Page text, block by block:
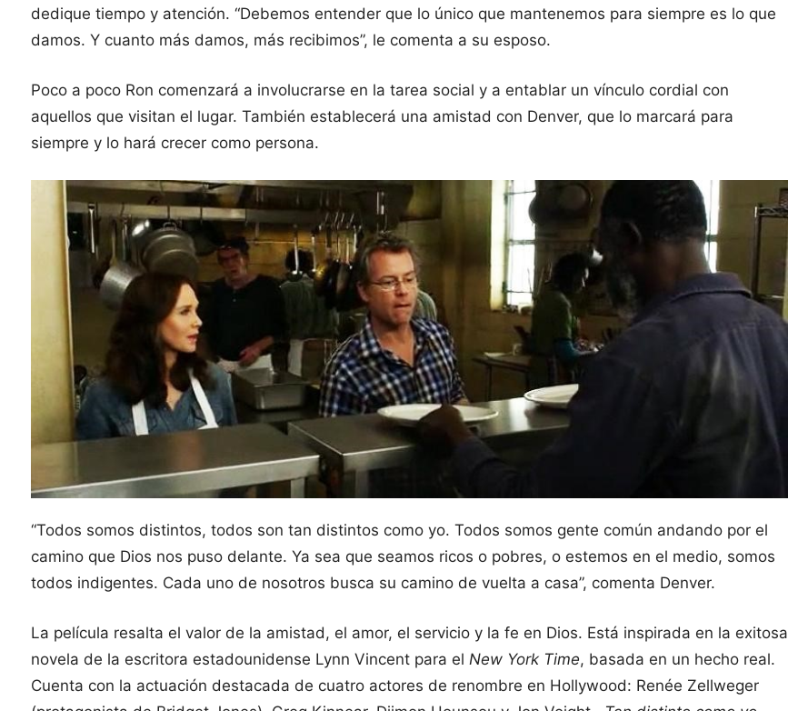
dedique tiempo y atención. “Debemos entender que lo único que mantenemos para siempre es lo que
damos. Y cuanto más damos, más recibimos”, le comenta a su esposo.
Poco a poco Ron comenzará a involucrarse en la tarea social y a entablar un vínculo cordial con
aquellos que visitan el lugar. También establecerá una amistad con Denver, que lo marcará para
siempre y lo hará crecer como persona.
“Todos somos distintos, todos son tan distintos como yo. Todos somos gente común andando por el
camino que Dios nos puso delante. Ya sea que seamos ricos o pobres, o estemos en el medio, somos
todos indigentes. Cada uno de nosotros busca su camino de vuelta a casa”, comenta Denver.
La película resalta el valor de la amistad, el amor, el servicio y la fe en Dios. Está inspirada en la exitosa
novela de la escritora estadounidense Lynn Vincent para el New York Time, basada en un hecho real.
Cuenta con la actuación destacada de cuatro actores de renombre en Hollywood: Renée Zellweger